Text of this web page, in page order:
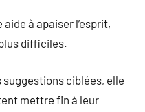
aide à apaiser l’esprit,
difficiles.
ciblées, elle
mettre fin à leur